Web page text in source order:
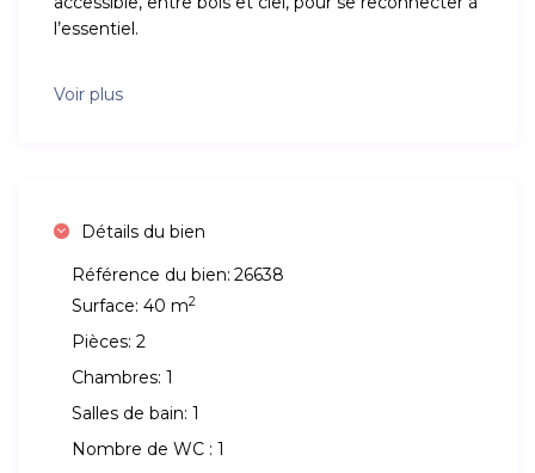
l’essentiel.
Voir plus
Détails du bien
Référence du bien: 26638
Surface: 40 m2
Pièces: 2
Chambres: 1
Salles de bain: 1
Nombre de WC : 1